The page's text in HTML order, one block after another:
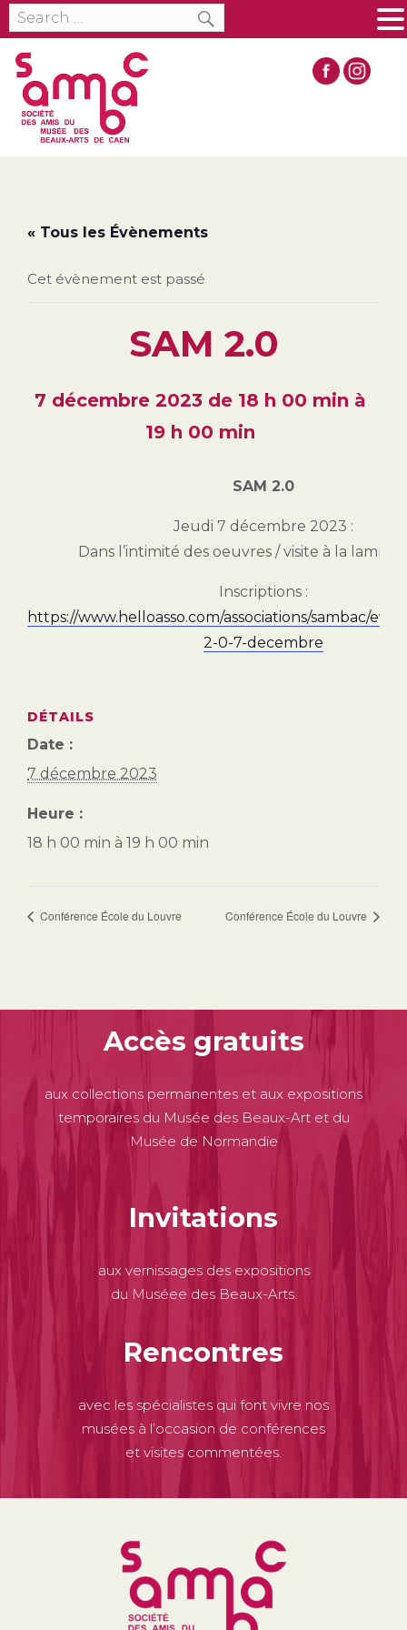
Search
for:
SEARCH
« Tous les Évènements
Cet évènement est passé
SAM 2.0
7 décembre 2023 de 18 h 00 min à
19 h 00 min
SAM 2.0
Jeudi 7 décembre 2023 :
Dans l’intimité des oeuvres / visite à la lampe
Inscriptions :
https://www.helloasso.com/associations/sambac/
2-0-7-decembre
DÉTAILS
Date :
7 décembre 2023
Heure :
18 h 00 min à 19 h 00 min
Conférence École du Louvre Conférence École du Louvre
Accès gratuits
aux collections permanentes et aux expositions
temporaires du Musée des Beaux-Art et du
Musée de Normandie
Invitations
aux vernissages des expositions
du Muséee des Beaux-Arts.
Rencontres
avec les spécialistes qui font vivre nos
musées à l’occasion de conférences
et visites commentées.
MENU